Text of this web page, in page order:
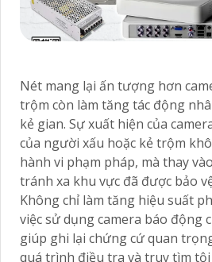
Nét mang lại ấn tượng hơn
trộm còn làm tăng tác động
kẻ gian. Sự xuất hiện của
của người xấu hoặc kẻ trộm
hành vi phạm pháp, mà thay
tránh xa khu vực đã được bảo
Không chỉ làm tăng hiệu suất
việc sử dụng camera báo động
giúp ghi lại chứng cứ quan
quá trình điều tra và truy tìm